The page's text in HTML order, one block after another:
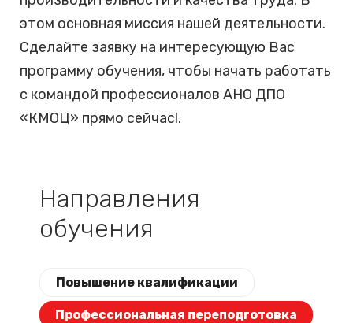
этом основная миссия нашей деятельности.
Сделайте заявку на интересующую Вас
программу обучения, чтобы начать работать
с командой профессионалов АНО ДПО
«КМОЦ» прямо сейчас!.
Направления
обучения
Повышение квалификации
Профессиональная переподготовка